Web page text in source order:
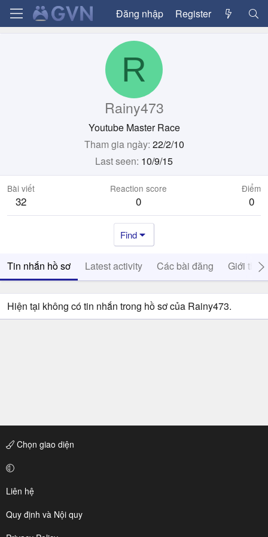
Đăng nhập Register
R
Rainy473
Youtube Master Race
Tham gia ngày 22/2/10
Last seen 10/9/15
Bài viết
32
Reaction score
0
Điểm
0
Find
Tin nhắn hồ sơ Latest activity Các bài đăng Giới thiệu
Hiện tại không có tin nhắn trong hồ sơ của Rainy473.
Chọn giao diện
Liên hệ
Quy định và Nội quy